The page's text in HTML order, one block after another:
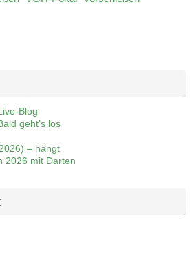
Blog
geht’s los
– hängt
2026 mit Darten